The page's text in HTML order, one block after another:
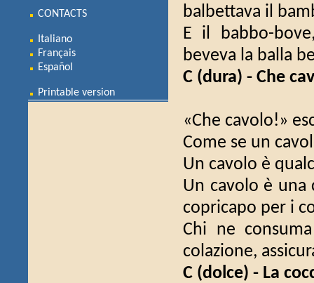
CONTACTS
Italiano
Français
Español
Printable version
balbettava il
E il babbo-
beveva la balla
C (dura) - Che
«Che cavolo!»
Come se un
Un cavolo è
Un cavolo è una
copricapo per i
Chi ne
colazione,
C (dolce) - La